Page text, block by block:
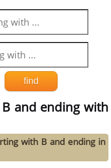
and ending with
with B and ending in